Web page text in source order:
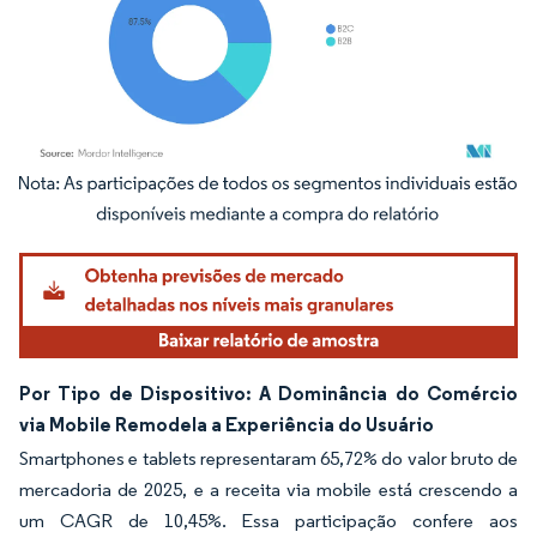
Imagem © Mordor Intelligence. O reuso requer atribuição conforme CC BY 4.0.
Por Tipo de Dispositivo: A Dominância do Comércio
via Mobile Remodela a Experiência do Usuário
Smartphones e tablets representaram 65,72% do valor bruto de
mercadoria de 2025, e a receita via mobile está crescendo a
um CAGR de 10,45%. Essa participação confere aos